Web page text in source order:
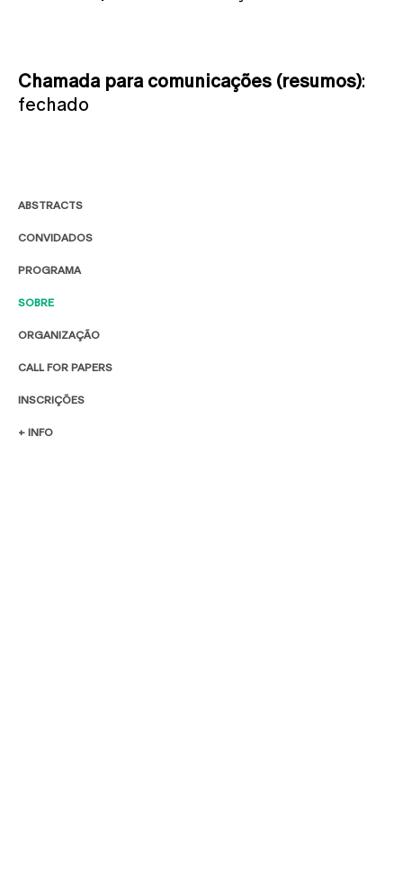
ABSTRACTS
CONVIDADOS
PROGRAMA
SOBRE
ORGANIZAÇÃO
CALL FOR PAPERS
INSCRIÇÕES
+ INFO
Chamada para comunicações (resumos):
fechado